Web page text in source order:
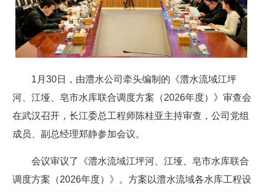
1月30日，由澧水公司牵头编制的《澧水流域江坪
河、江垭、皂市水库联合调度方案（2026年度）》审查会
在武汉召开，长江委总工程师陈桂亚主持审查，公司党组
成员、副总经理郑静参加会议。
会议审议了《澧水流域江坪河、江垭、皂市水库联合
调度方案（2026年度）》。方案以澧水流域各水库工程设